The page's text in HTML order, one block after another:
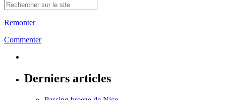
Remonter
Commenter
Derniers articles